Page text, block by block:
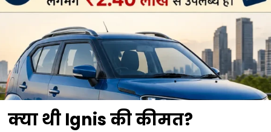
क्या थी Ignis की कीमत?